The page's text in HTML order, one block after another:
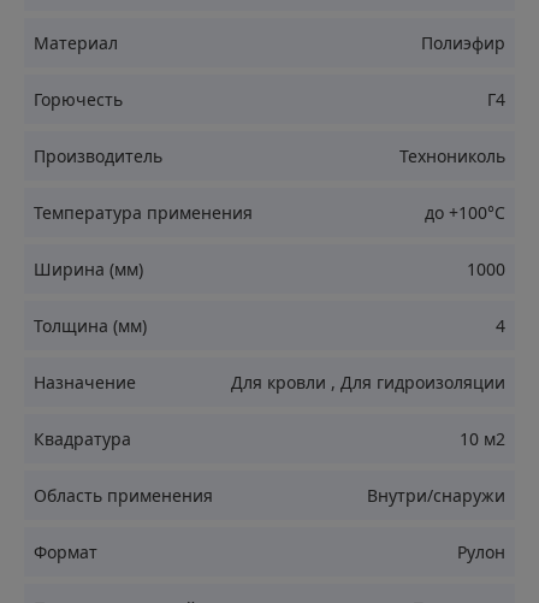
Ремонт существующих покрытий
Преимущества
Долговечность эксплуатации при любых погодных
Простота монтажа без специального оборудования
Высокая адгезия к различным поверхностям
Материал Полиэфир
Горючесть Г4
Производитель Технониколь
Температура применения до +100°С
Ширина (мм) 1000
Толщина (мм) 4
Назначение Для кровли , Для гидроизоляции
Квадратура 10 м2
Область применения Внутри/снаружи
Формат Рулон